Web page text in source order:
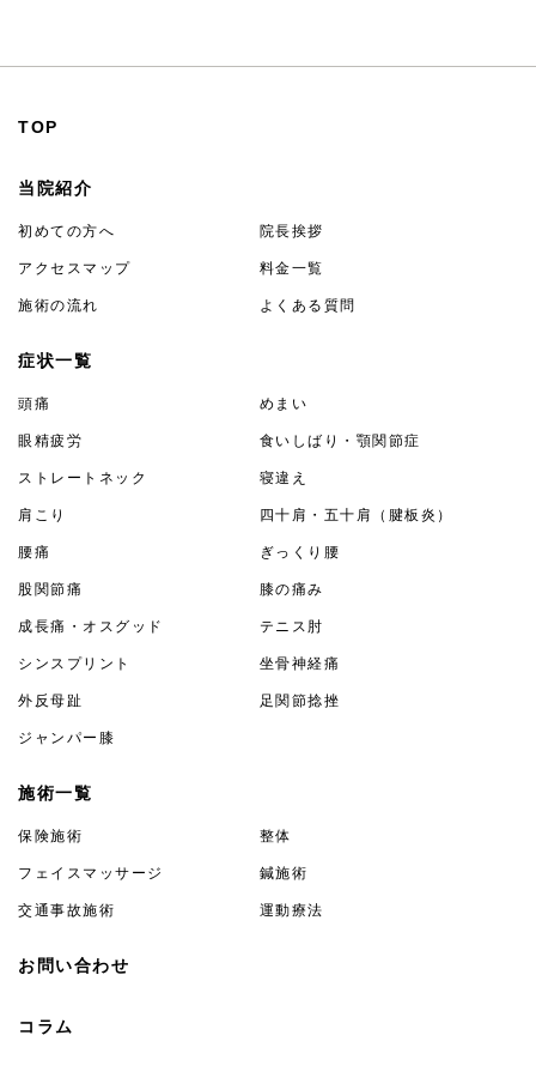
TOP
当院紹介
初めての方へ 院長挨拶
アクセスマップ 料金一覧
施術の流れ よくある質問
症状一覧
頭痛 めまい
眼精疲労 食いしばり・顎関節症
ストレートネック 寝違え
肩こり 四十肩・五十肩（腱板炎）
腰痛 ぎっくり腰
股関節痛 膝の痛み
成長痛・オスグッド テニス肘
シンスプリント 坐骨神経痛
外反母趾 足関節捻挫
ジャンパー膝
施術一覧
保険施術 整体
フェイスマッサージ 鍼施術
交通事故施術 運動療法
お問い合わせ
コラム